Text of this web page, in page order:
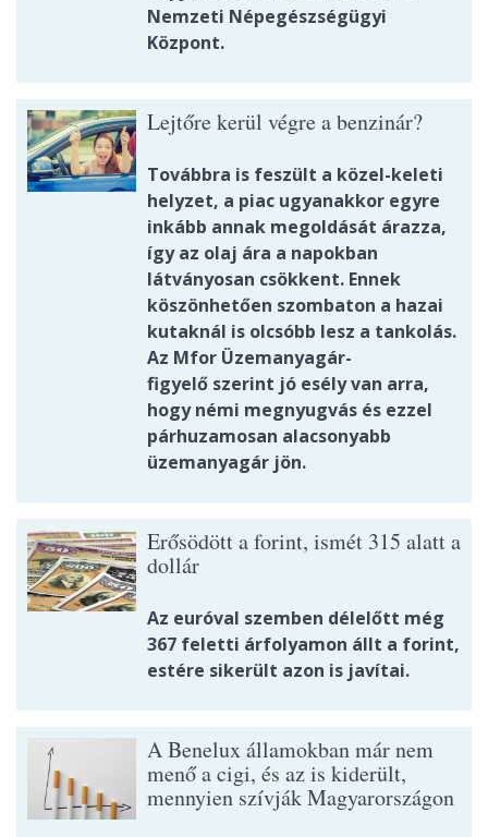
Nemzeti Népegészségügyi
Központ.
Lejtőre kerül végre a benzinár?
Továbbra is feszült a közel-keleti
helyzet, a piac ugyanakkor egyre
inkább annak megoldását árazza,
így az olaj ára a napokban
látványosan csökkent. Ennek
köszönhetően szombaton a hazai
kutaknál is olcsóbb lesz a tankolás.
Az Mfor Üzemanyagár-
figyelő szerint jó esély van arra,
hogy némi megnyugvás és ezzel
párhuzamosan alacsonyabb
üzemanyagár jön.
Erősödött a forint, ismét 315 alatt a
dollár
Az euróval szemben délelőtt még
367 feletti árfolyamon állt a forint,
estére sikerült azon is javítai.
A Benelux államokban már nem
menő a cigi, és az is kiderült,
mennyien szívják Magyarországon